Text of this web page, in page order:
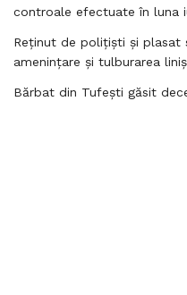
controale efectuate în luna
Reținut de polițiști și plasat
amenințare și tulburarea
Bărbat din Tufești găsit